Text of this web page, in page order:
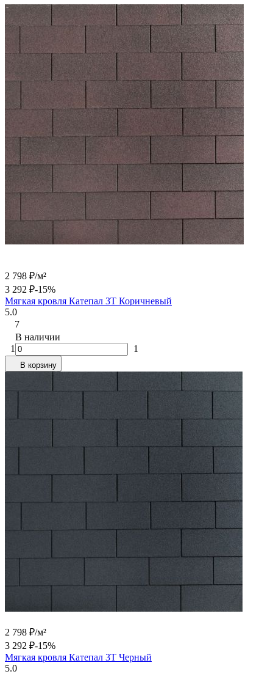
2 798 ₽/м²
3 292 ₽-15%
Мягкая кровля Катепал 3T Коричневый
5.0
7
В наличии
1
1
В корзину
2 798 ₽/м²
3 292 ₽-15%
Мягкая кровля Катепал 3T Черный
5.0